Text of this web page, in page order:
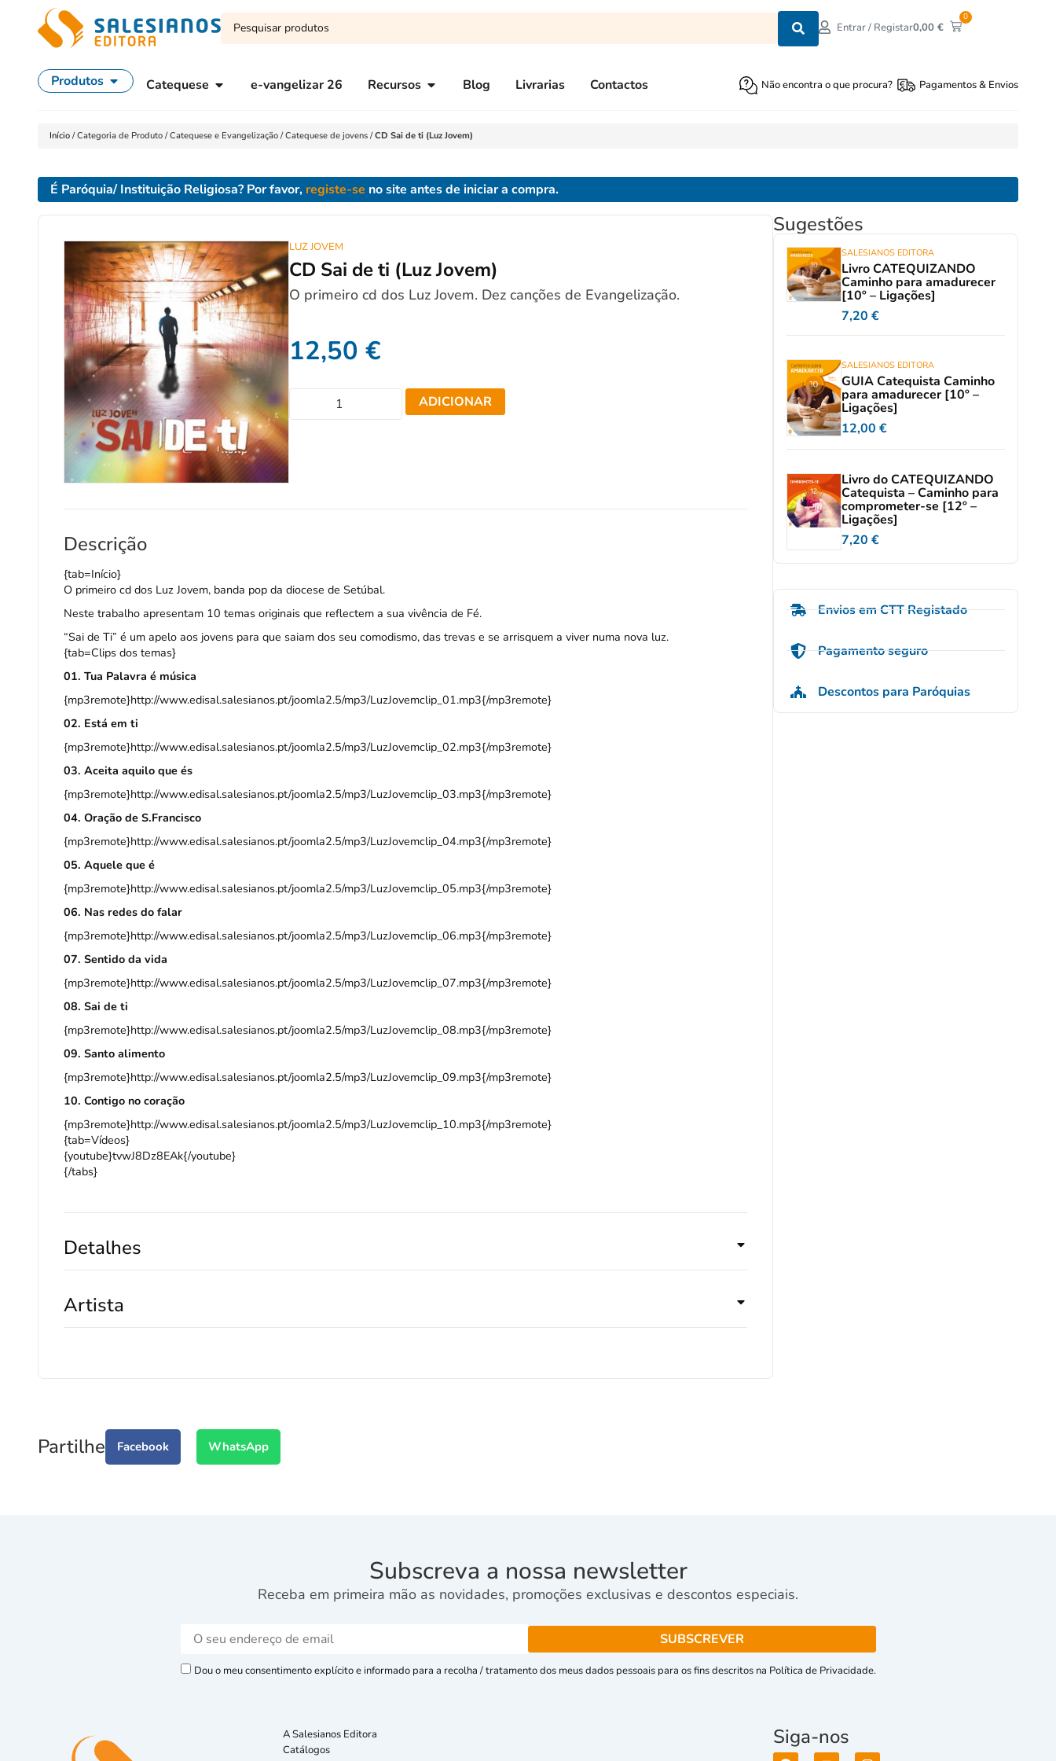
Entrar / Registar0,00€
0
Produtos Catequese e-vangelizar 26 Recursos Blog Livrarias Contactos Não encontra o que procura? Pagamentos & Envios
Início /Categoria de Produto /Catequese e Evangelização /Catequese de jovens /CD Sai de ti (Luz Jovem)
É Paróquia/ Instituição Religiosa? Por favor, registe-se no site antes de iniciar a compra.
LUZ JOVEM
CD Sai de ti (Luz Jovem)
O primeiro cd dos Luz Jovem. Dez canções de Evangelização.
12,50€
ADICIONAR
Descrição
{tab=Início}
O primeiro cd dos Luz Jovem, banda pop da diocese de Setúbal.
Neste trabalho apresentam 10 temas originais que reflectem a sua vivência de Fé.
“Sai de Ti” é um apelo aos jovens para que saiam dos seu comodismo, das trevas e se arrisquem a viver numa nova luz.
{tab=Clips dos temas}
01. Tua Palavra é música
{mp3remote}http://www.edisal.salesianos.pt/joomla2.5/mp3/LuzJovemclip_01.mp3{/mp3remote}
02. Está em ti
{mp3remote}http://www.edisal.salesianos.pt/joomla2.5/mp3/LuzJovemclip_02.mp3{/mp3remote}
03. Aceita aquilo que és
{mp3remote}http://www.edisal.salesianos.pt/joomla2.5/mp3/LuzJovemclip_03.mp3{/mp3remote}
04. Oração de S.Francisco
{mp3remote}http://www.edisal.salesianos.pt/joomla2.5/mp3/LuzJovemclip_04.mp3{/mp3remote}
05. Aquele que é
{mp3remote}http://www.edisal.salesianos.pt/joomla2.5/mp3/LuzJovemclip_05.mp3{/mp3remote}
06. Nas redes do falar
{mp3remote}http://www.edisal.salesianos.pt/joomla2.5/mp3/LuzJovemclip_06.mp3{/mp3remote}
07. Sentido da vida
{mp3remote}http://www.edisal.salesianos.pt/joomla2.5/mp3/LuzJovemclip_07.mp3{/mp3remote}
08. Sai de ti
{mp3remote}http://www.edisal.salesianos.pt/joomla2.5/mp3/LuzJovemclip_08.mp3{/mp3remote}
09. Santo alimento
{mp3remote}http://www.edisal.salesianos.pt/joomla2.5/mp3/LuzJovemclip_09.mp3{/mp3remote}
10. Contigo no coração
{mp3remote}http://www.edisal.salesianos.pt/joomla2.5/mp3/LuzJovemclip_10.mp3{/mp3remote}
{tab=Vídeos}
{youtube}tvwJ8Dz8EAk{/youtube}
{/tabs}
Detalhes
Artista
Sugestões
SALESIANOS EDITORA
Livro CATEQUIZANDO
Caminho para amadurecer
[10º – Ligações]
7,20 €
SALESIANOS EDITORA
GUIA Catequista Caminho
para amadurecer [10º –
Ligações]
12,00 €
Livro do CATEQUIZANDO
Catequista – Caminho para
comprometer-se [12º –
Ligações]
7,20 €
Envios em CTT Registado
Pagamento seguro
Descontos para Paróquias
Partilhe Facebook WhatsApp
Subscreva a nossa newsletter
Receba em primeira mão as novidades, promoções exclusivas e descontos especiais.
Dou o meu consentimento explícito e informado para a recolha / tratamento dos meus dados pessoais para os fins descritos na Política de Privacidade.
A Salesianos Editora
Catálogos
Siga-nos